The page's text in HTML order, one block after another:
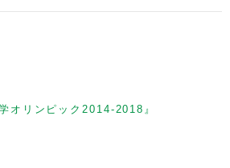
学オリンピック2014-2018』